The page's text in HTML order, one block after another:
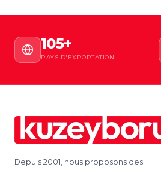
105+
PAYS D'EXPORTATION
Depuis 2001, nous proposons des